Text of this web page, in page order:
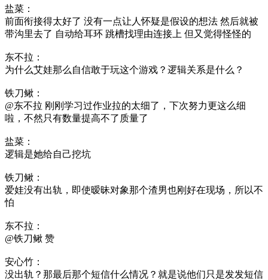
盐菜：
前面衔接得太好了 没有一点让人怀疑是假设的想法 然后就被
带沟里去了 自动给耳环 跳槽找理由连接上 但又觉得怪怪的
东不拉：
为什么艾娃那么自信敢于玩这个游戏？逻辑关系是什么？
铁刀鳅：
@东不拉 刚刚学习过作业拉的太细了，下次努力更这么细
啦，不然只有数量提高不了质量了
盐菜：
逻辑是她给自己挖坑
铁刀鳅：
爱娃没有出轨，即使暧昧对象那个渣男也刚好在现场，所以不
怕
东不拉：
@铁刀鳅 赞
安心竹：
没出轨？那最后那个短信什么情况？就是说他们只是发发短信